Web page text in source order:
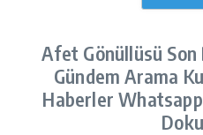
Afet Gönüllüsü
Gündem Arama
Haberler Whatsapp